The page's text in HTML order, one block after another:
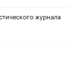
журнала